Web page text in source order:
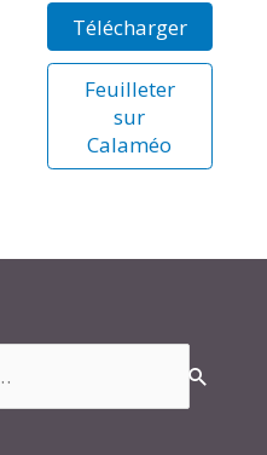
Télécharger
Feuilleter
sur
Calaméo